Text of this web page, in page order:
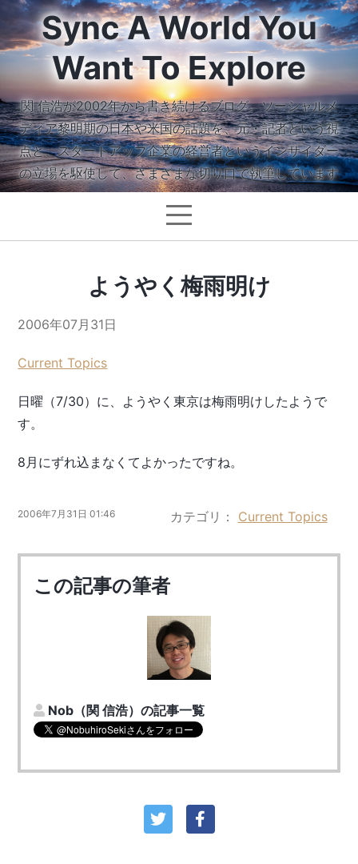
Sync A World You
Want To Explore
関 信浩が2002年から書き続けるブログ。ソーシャルメ
ディア黎明期の日本や米国の話題を、元・記者という視
点と、スタートアップ企業の経営者というインサイダー
の立場を駆使して、さまざまな切り口で執筆しています
ようやく梅雨明け
2006年07月31日
Current Topics
日曜（7/30）に、ようやく東京は梅雨明けしたようで
す。
8月にずれ込まなくてよかったですね。
2006年7月31日 01:46 カテゴリ Current Topics
この記事の筆者
Nob（関 信浩）の記事一覧